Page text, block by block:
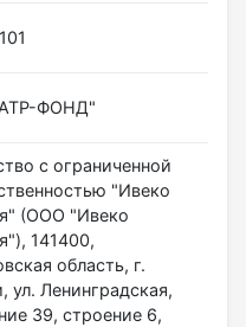
ФОНД"
с ограниченной
"Ивеко
(ООО "Ивеко
141400,
область, г.
ул. Ленинградская,
39, строение 6,